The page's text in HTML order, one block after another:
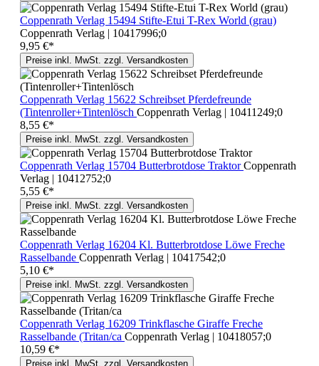
Coppenrath Verlag 15494 Stifte-Etui T-Rex World (grau)
Coppenrath Verlag | 10417996;0
9,95 €*
Preise inkl. MwSt. zzgl. Versandkosten
Coppenrath Verlag 15622 Schreibset Pferdefreunde
(Tintenroller+Tintenlösch Coppenrath Verlag | 10411249;0
8,55 €*
Preise inkl. MwSt. zzgl. Versandkosten
Coppenrath Verlag 15704 Butterbrotdose TraktorCoppenrath
Verlag | 10412752;0
5,55 €*
Preise inkl. MwSt. zzgl. Versandkosten
Coppenrath Verlag 16204 Kl. Butterbrotdose Löwe Freche
Rasselbande Coppenrath Verlag | 10417542;0
5,10 €*
Preise inkl. MwSt. zzgl. Versandkosten
Coppenrath Verlag 16209 Trinkflasche Giraffe Freche
Rasselbande (Tritan/ca Coppenrath Verlag | 10418057;0
10,59 €*
Preise inkl. MwSt. zzgl. Versandkosten